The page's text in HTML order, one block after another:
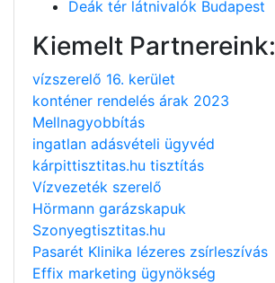
Deák tér látnivalók Budapest
Kiemelt Partnereink:
vízszerelő 16. kerület
konténer rendelés árak 2023
Mellnagyobbítás
ingatlan adásvételi ügyvéd
kárpittisztitas.hu tisztítás
Vízvezeték szerelő
Hörmann garázskapuk
Szonyegtisztitas.hu
Pasarét Klinika lézeres zsírleszívás
Effix marketing ügynökség